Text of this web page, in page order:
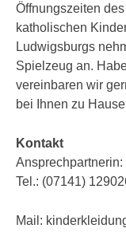
Öffnungszeiten
katholischen
Ludwigsburgs
Spielzeug an.
vereinbaren wir
bei Ihnen zu
Kontakt
Tel.: (07141)
Mail: